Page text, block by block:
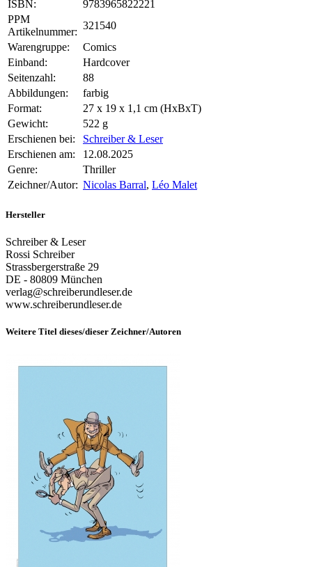
ISBN:
9783965822221
PPM
Artikelnummer:
321540
Warengruppe:
Comics
Einband:
Hardcover
Seitenzahl:
88
Abbildungen:
farbig
Format:
27 x 19 x 1,1 cm (HxBxT)
Gewicht:
522 g
Erschienen bei:
Schreiber & Leser
Erschienen am:
12.08.2025
Genre:
Thriller
Zeichner/Autor: Nicolas Barral, Léo Malet
Hersteller
Schreiber & Leser
Rossi Schreiber
Strassbergerstraße 29
DE - 80809 München
verlag@schreiberundleser.de
www.schreiberundleser.de
Weitere Titel dieses/dieser Zeichner/Autoren